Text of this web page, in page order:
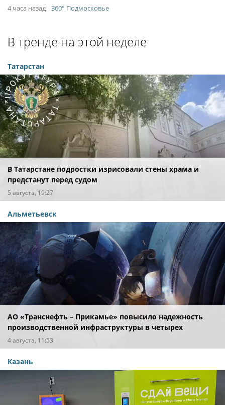
4 часа назад 360° Подмосковье
В тренде на этой неделе
Татарстан
В Татарстане подростки изрисовали стены храма и
предстанут перед судом
5 августа, 19:27
Альметьевск
АО «Транснефть – Прикамье» повысило надежность
производственной инфраструктуры в четырех
регионах
4 августа, 11:53
Казань